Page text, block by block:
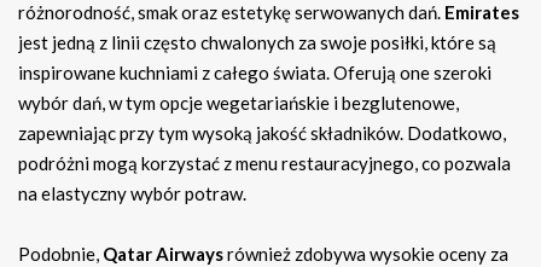
różnorodność, smak oraz estetykę serwowanych dań. Emirates
jest jedną z linii często chwalonych za swoje posiłki, które są
inspirowane kuchniami z całego świata. Oferują one szeroki
wybór dań, w tym opcje wegetariańskie i bezglutenowe,
zapewniając przy tym wysoką jakość składników. Dodatkowo,
podróżni mogą korzystać z menu restauracyjnego, co pozwala
na elastyczny wybór potraw.
Podobnie, Qatar Airwaysrównież zdobywa wysokie oceny za